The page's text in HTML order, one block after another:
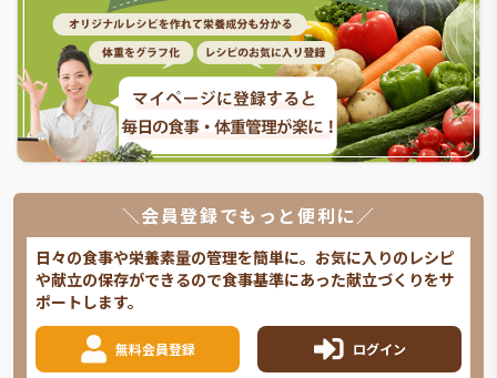
＼会員登録でもっと便利に／
日々の食事や栄養素量の管理を簡単に。お気に入りのレシピ
や献立の保存ができるので食事基準にあった献立づくりをサ
ポートします。
無料会員登録 ログイン